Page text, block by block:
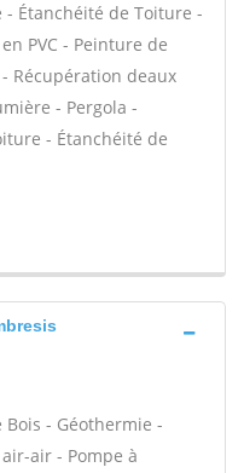
Étanchéité de Toiture -
PVC - Peinture de
Récupération deaux
- Pergola -
- Étanchéité de
- Géothermie -
air - Pompe à